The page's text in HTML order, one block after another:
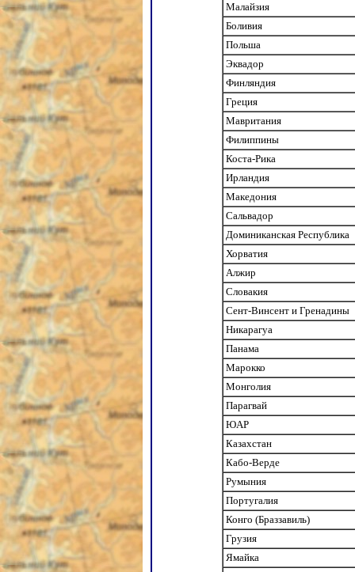
Малайзия
Боливия
Польша
Эквадор
Финляндия
Греция
Мавритания
Филиппины
Коста-Рика
Ирландия
Македония
Сальвадор
Доминиканская Республика
Хорватия
Алжир
Словакия
Сент-Винсент и Гренадины
Никарагуа
Панама
Марокко
Монголия
Парагвай
ЮАР
Казахстан
Кабо-Верде
Румыния
Португалия
Конго (Браззавиль)
Грузия
Ямайка